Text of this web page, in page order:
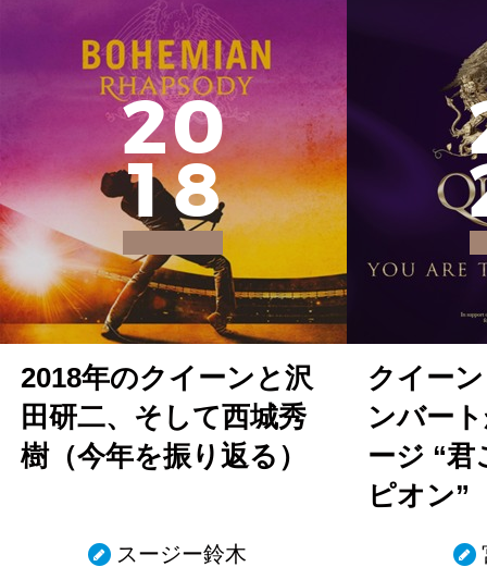
20
18
2018年のクイーンと沢
田研二、そして西城秀
樹（今年を振り返る）
スージー鈴木
クイー
ンバー
ージ “
ピオン”